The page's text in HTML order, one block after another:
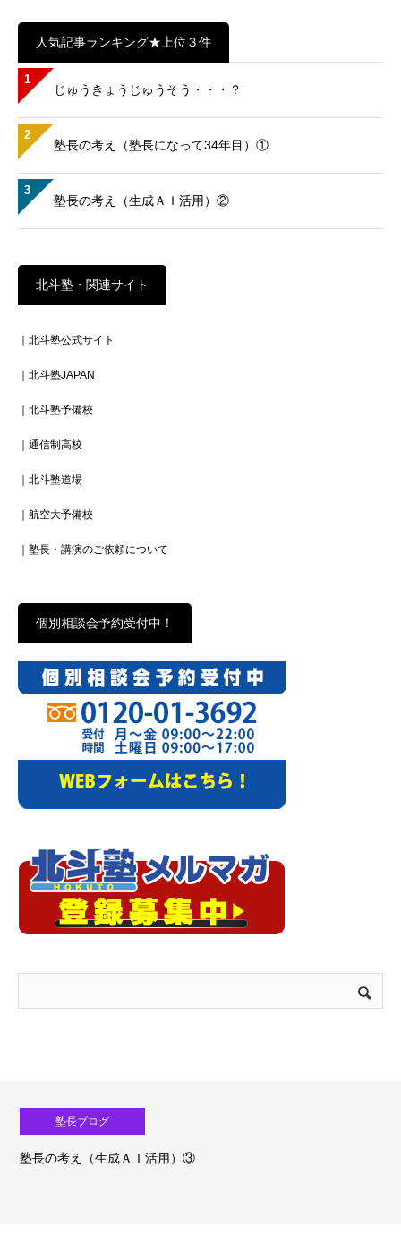
人気記事ランキング★上位３件
1
じゅうきょうじゅうそう・・・？
2
塾長の考え（塾長になって34年目）①
3
塾長の考え（生成ＡＩ活用）②
北斗塾・関連サイト
｜北斗塾公式サイト
｜北斗塾JAPAN
｜北斗塾予備校
｜通信制高校
｜北斗塾道場
｜航空大予備校
｜塾長・講演のご依頼について
個別相談会予約受付中！
塾長ブログ
塾長の考え（生成ＡＩ活用）③